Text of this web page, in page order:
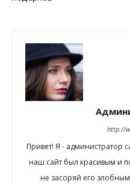
http://
Привет! Я - администратор
наш сайт был красивым и
не засоряй его